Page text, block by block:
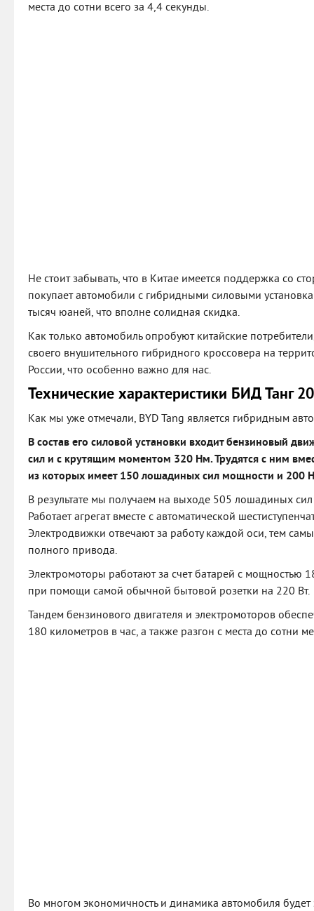
места до сотни всего за 4,4 секунды.
Не стоит забывать, что в Китае имеется поддержка со
покупает автомобили с гибридными силовыми
тысяч юаней, что вполне солидная скидка.
Как только автомобиль опробуют китайские
своего внушительного гибридного кроссовера на
России, что особенно важно для нас.
Технические характеристики БИД Танг
Как мы уже отмечали, BYD Tang является гибридным
В состав его силовой установки входит бензиновый
сил и с крутящим моментом 320 Нм. Трудятся с ним
из которых имеет 150 лошадиных сил мощности и 200
В результате мы получаем на выходе 505 лошадиных
Работает агрегат вместе с автоматической
Электродвижки отвечают за работу каждой оси, тем
полного привода.
Электромоторы работают за счет батарей с мощностью
при помощи самой обычной бытовой розетки на 220 Вт.
Тандем бензинового двигателя и электромоторов
180 километров в час, а также разгон с места до сотни
Во многом экономичность и динамика автомобиля